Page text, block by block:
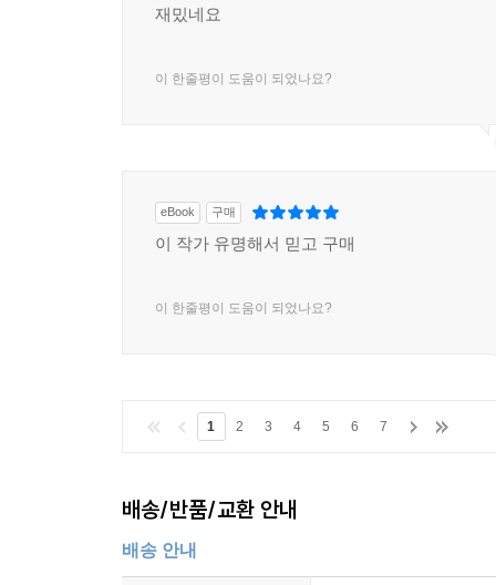
재밌네요
이 한줄평이 도움이 되었나요?
eBook 구매
이 작가 유명해서 믿고 구매
이 한줄평이 도움이 되었나요?
1 2 3 4 5 6 7
배송/반품/교환 안내
배송 안내